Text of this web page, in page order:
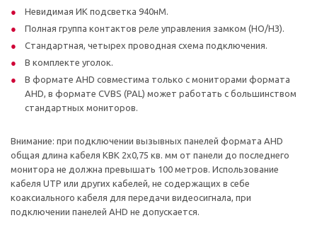
Невидимая ИК подсветка 940нМ.
Полная группа контактов реле управления замком (НО/НЗ).
Стандартная, четырех проводная схема подключения.
В комплекте уголок.
В формате AHD совместима только с мониторами формата
AHD, в формате CVBS (PAL) может работать с большинством
стандартных мониторов.
Внимание: при подключении вызывных панелей формата AHD
общая длина кабеля КВК 2х0,75 кв. мм от панели до последнего
монитора не должна превышать 100 метров. Использование
кабеля UTP или других кабелей, не содержащих в себе
коаксиального кабеля для передачи видеосигнала, при
подключении панелей AHD не допускается.